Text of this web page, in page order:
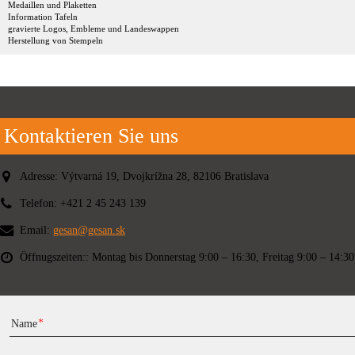
Medaillen und Plaketten
Information Tafeln
gravierte Logos, Embleme und Landeswappen
Herstellung von Stempeln
Kontaktieren Sie uns
Adresse: Výtvarná 19, Dvojkrížna 28, 82106 Bratislava
Telefon: +421 2 45 243 139
Email: gesan@gesan.sk
Öffnugszeiten:: Montag bis Donnerstag 9:00 – 16:30, Freitag 9:00 – 14:30
Name